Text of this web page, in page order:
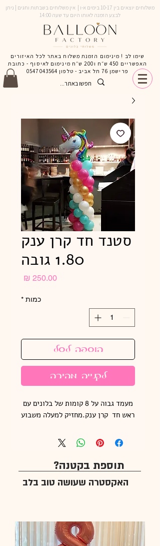
משלוחים יוצאים בין 10-17 בימים א-ו | אין משלוחים בשבתות וחגים | ניתן
לבצע הזמנה לאותו היום עד שעה 14:00
שימו לב ! מינימום הזמנת משלוח באתר לכל האיזורים
האפשריים 450 ש״ח ו200 ש״ח מינימום לאיסוף - כתובת
פרישמן 76 תל אביב - טלפון
0547043564
סטנד חד קרן ענק
1.80 גובה
כמות *
הוספה לסל
לקנייה מהירה
ראש חד  קרן ענק.מחזיק למעלה משבוע
תוספת בקטנה?
האקסטרה שעושה טוב בלב